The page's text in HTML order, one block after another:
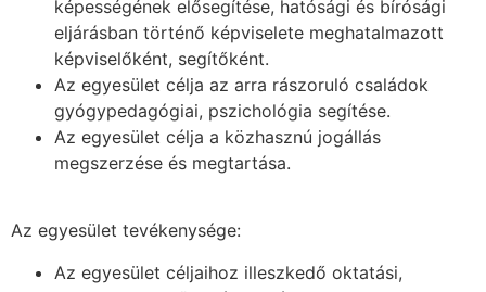
képességének elősegítése, hatósági és bírósági
eljárásban történő képviselete meghatalmazott
képviselőként, segítőként.
Az egyesület célja az arra rászoruló családok
gyógypedagógiai, pszichológia segítése.
Az egyesület célja a közhasznú jogállás
megszerzése és megtartása.
Az egyesület tevékenysége:
Az egyesület céljaihoz illeszkedő oktatási,